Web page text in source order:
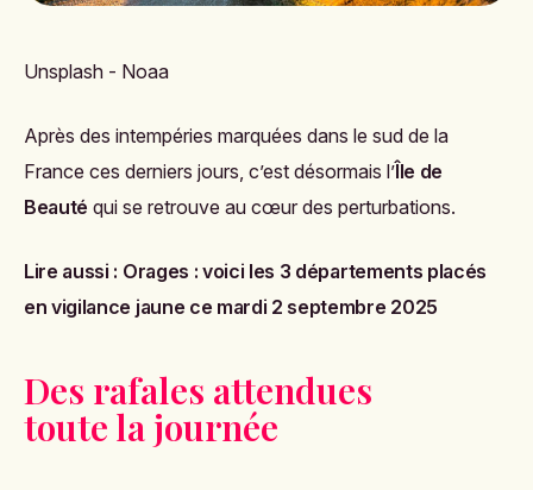
Unsplash - Noaa
Après des intempéries marquées dans le sud de la
France ces derniers jours, c’est désormais l’Île de
Beauté qui se retrouve au cœur des perturbations.
Lire aussi : Orages : voici les 3 départements placés
en vigilance jaune ce mardi 2 septembre 2025
Des rafales attendues
toute la journée